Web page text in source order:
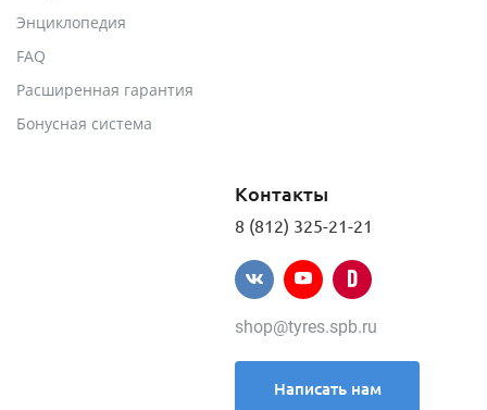
Энциклопедия
FAQ
Расширенная гарантия
Бонусная система
Контакты
8 (812) 325-21-21
shop@tyres.spb.ru
Написать нам